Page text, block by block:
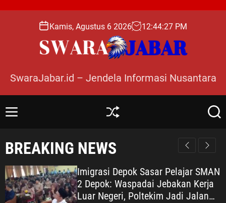
o
Kamis, Agustus 6 2026 12:44:28 PM
SwaraJabar.id – Jendela Informasi Nusantara
M
u
S
ff
e
S
r
h
BREAKING NEWS
Imigrasi Depok Sasar Pelajar SMAN
2 Depok: Waspadai Jebakan Kerja
Luar Negeri, Poltekim Jadi Jalan